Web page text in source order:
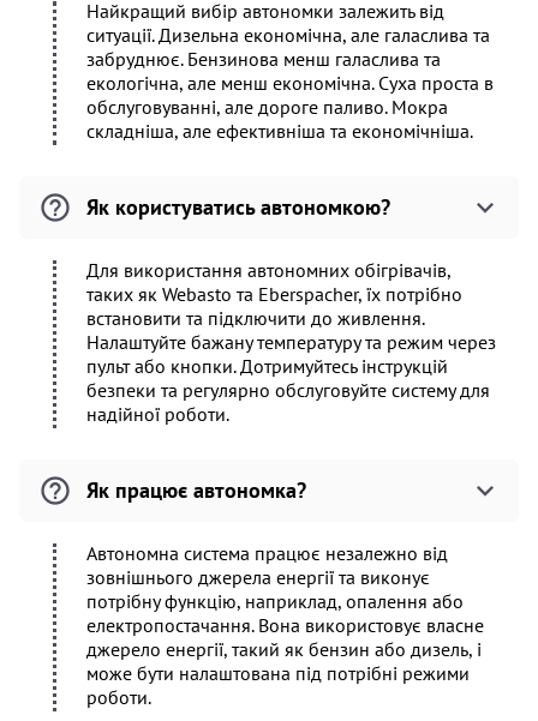
Найкращий вибір автономки залежить від
ситуації. Дизельна економічна, але галаслива та
забруднює. Бензинова менш галаслива та
екологічна, але менш економічна. Суха проста в
обслуговуванні, але дороге паливо. Мокра
складніша, але ефективніша та економічніша.
Як користуватись автономкою?
Для використання автономних обігрівачів,
таких як Webasto та Eberspacher, їх потрібно
встановити та підключити до живлення.
Налаштуйте бажану температуру та режим через
пульт або кнопки. Дотримуйтесь інструкцій
безпеки та регулярно обслуговуйте систему для
надійної роботи.
Як працює автономка?
Автономна система працює незалежно від
зовнішнього джерела енергії та виконує
потрібну функцію, наприклад, опалення або
електропостачання. Вона використовує власне
джерело енергії, такий як бензин або дизель, і
може бути налаштована під потрібні режими
роботи.